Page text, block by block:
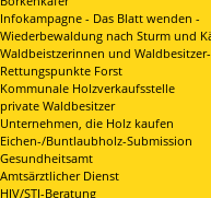
Infokampagne - Das Blatt wenden -
Wiederbewaldung nach Sturm und
Waldbeistzerinnen und Waldbesitzer-
Rettungspunkte Forst
Kommunale Holzverkaufsstelle
private Waldbesitzer
Unternehmen, die Holz kaufen
Eichen-/Buntlaubholz-Submission
Gesundheitsamt
Amtsärztlicher Dienst
HIV/STI-Beratung